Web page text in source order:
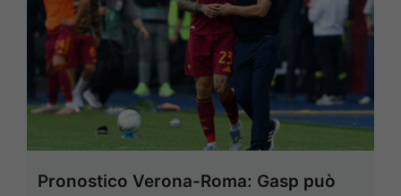
Pronostico Verona-Roma: Gasp può